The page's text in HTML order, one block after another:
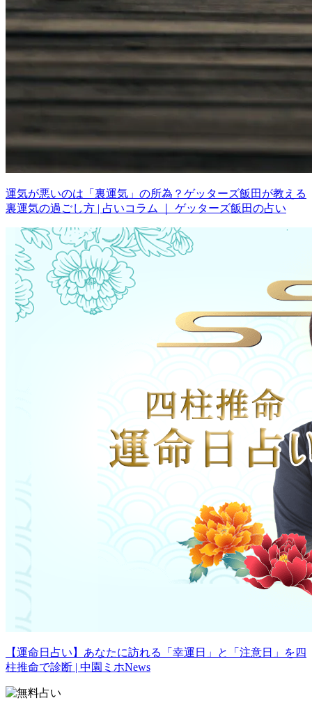
運気が悪いのは「裏運気」の所為？ゲッターズ飯田が教える
裏運気の過ごし方 | 占いコラム ｜ ゲッターズ飯田の占い
【運命日占い】あなたに訪れる「幸運日」と「注意日」を四
柱推命で診断 | 中園ミホNews